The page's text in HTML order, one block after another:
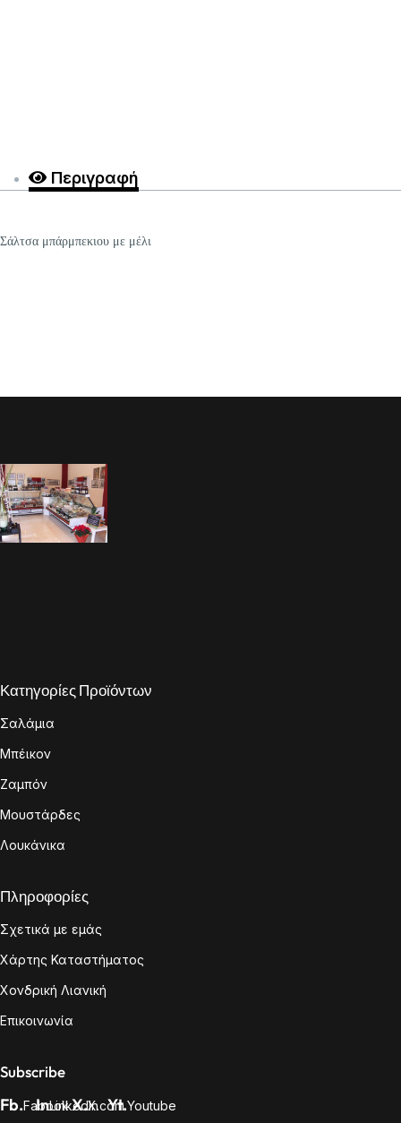
Περιγραφή
Σάλτσα μπάρμπεκιου με μέλι
Κατηγορίες Προϊόντων
Σαλάμια
Μπέικον
Ζαμπόν
Μουστάρδες
Λουκάνικα
Πληροφορίες
Σχετικά με εμάς
Χάρτης Καταστήματος
Χονδρική Λιανική
Επικοινωνία
Subscribe
Fb.Fabook
InLinkedIn
X.X.com
Yt.Youtube